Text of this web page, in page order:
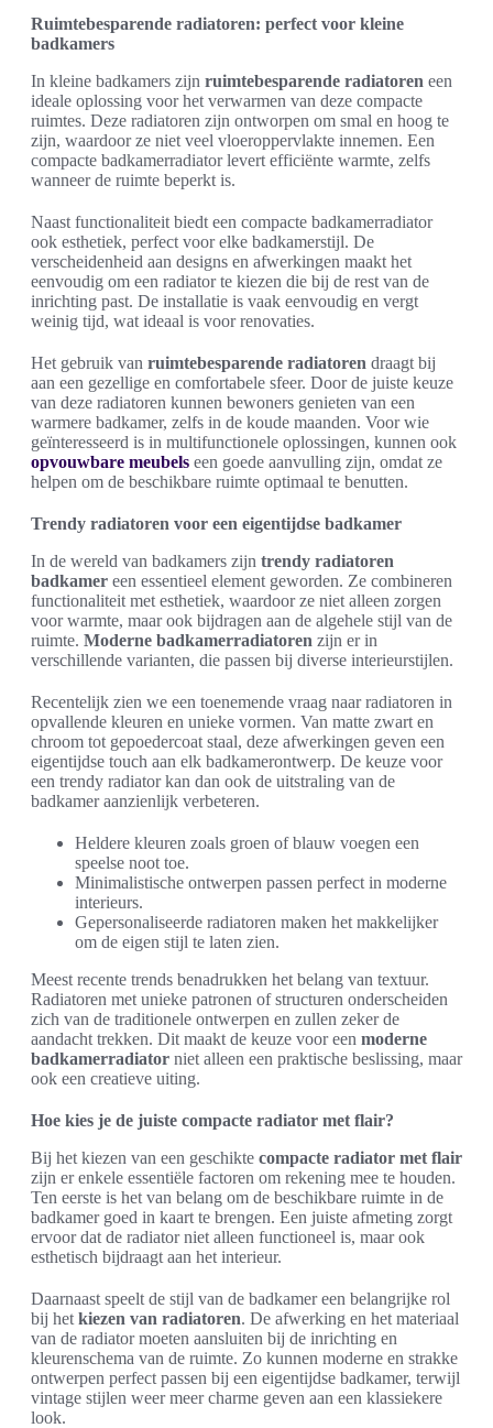
Ruimtebesparende radiatoren: perfect voor kleine
badkamers
In kleine badkamers zijn ruimtebesparende radiatoren een
ideale oplossing voor het verwarmen van deze compacte
ruimtes. Deze radiatoren zijn ontworpen om smal en hoog te
zijn, waardoor ze niet veel vloeroppervlakte innemen. Een
compacte badkamerradiator levert efficiënte warmte, zelfs
wanneer de ruimte beperkt is.
Naast functionaliteit biedt een compacte badkamerradiator
ook esthetiek, perfect voor elke badkamerstijl. De
verscheidenheid aan designs en afwerkingen maakt het
eenvoudig om een radiator te kiezen die bij de rest van de
inrichting past. De installatie is vaak eenvoudig en vergt
weinig tijd, wat ideaal is voor renovaties.
Het gebruik van ruimtebesparende radiatoren draagt bij
aan een gezellige en comfortabele sfeer. Door de juiste keuze
van deze radiatoren kunnen bewoners genieten van een
warmere badkamer, zelfs in de koude maanden. Voor wie
geïnteresseerd is in multifunctionele oplossingen, kunnen ook
opvouwbare meubels een goede aanvulling zijn, omdat ze
helpen om de beschikbare ruimte optimaal te benutten.
Trendy radiatoren voor een eigentijdse badkamer
In de wereld van badkamers zijn trendy radiatoren
badkamer een essentieel element geworden. Ze combineren
functionaliteit met esthetiek, waardoor ze niet alleen zorgen
voor warmte, maar ook bijdragen aan de algehele stijl van de
ruimte. Moderne badkamerradiatoren zijn er in
verschillende varianten, die passen bij diverse interieurstijlen.
Recentelijk zien we een toenemende vraag naar radiatoren in
opvallende kleuren en unieke vormen. Van matte zwart en
chroom tot gepoedercoat staal, deze afwerkingen geven een
eigentijdse touch aan elk badkamerontwerp. De keuze voor
een trendy radiator kan dan ook de uitstraling van de
badkamer aanzienlijk verbeteren.
Heldere kleuren zoals groen of blauw voegen een
speelse noot toe.
Minimalistische ontwerpen passen perfect in moderne
interieurs.
Gepersonaliseerde radiatoren maken het makkelijker
om de eigen stijl te laten zien.
Meest recente trends benadrukken het belang van textuur.
Radiatoren met unieke patronen of structuren onderscheiden
zich van de traditionele ontwerpen en zullen zeker de
aandacht trekken. Dit maakt de keuze voor een moderne
badkamerradiator niet alleen een praktische beslissing, maar
ook een creatieve uiting.
Hoe kies je de juiste compacte radiator met flair?
Bij het kiezen van een geschikte compacte radiator met flair
zijn er enkele essentiële factoren om rekening mee te houden.
Ten eerste is het van belang om de beschikbare ruimte in de
badkamer goed in kaart te brengen. Een juiste afmeting zorgt
ervoor dat de radiator niet alleen functioneel is, maar ook
esthetisch bijdraagt aan het interieur.
Daarnaast speelt de stijl van de badkamer een belangrijke rol
bij het kiezen van radiatoren. De afwerking en het materiaal
van de radiator moeten aansluiten bij de inrichting en
kleurenschema van de ruimte. Zo kunnen moderne en strakke
ontwerpen perfect passen bij een eigentijdse badkamer, terwijl
vintage stijlen weer meer charme geven aan een klassiekere
look.